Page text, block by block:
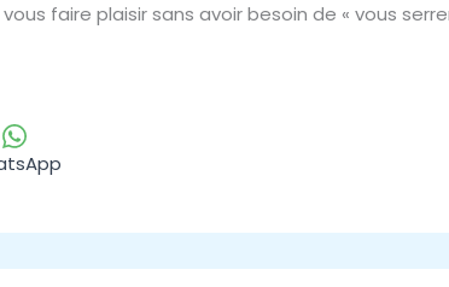
faire plaisir sans avoir besoin de « vous